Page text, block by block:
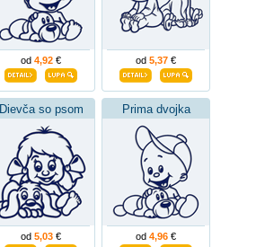
od 4,92 € od 5,37 €
Dievča so psom
od 5,03 €
Prima dvojka
od 4,96 €